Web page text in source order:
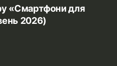
«Смартфони для
2026)